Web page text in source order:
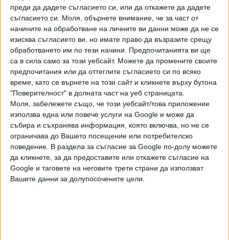
преди да дадете съгласието си, или да откажете да дадете
съгласието си.
Моля, обърнете внимание, че за част от
начините на обработване на личните ви данни може да не се
изисква съгласието ви, но имате право да възразите срещу
обработването им по тези начини. Предпочитанията ви ще
са в сила само за този уебсайт. Можете да промените своите
предпочитания или да оттеглите съгласието си по всяко
време, като се върнете на този сайт и кликнете върху бутона
"Поверителност" в долната част на уеб страницата.
Моля, забележете също, че този уебсайт/това приложение
използва една или повече услуги на Google и може да
събира и съхранява информация, която включва, но не се
ограничава до Вашето посещение или потребителско
поведение. В раздела за съгласие за Google по-долу можете
да кликнете, за да предоставите или откажете съгласие на
Google и таговете на неговите трети страни да използват
Вашите данни за долупосочените цели.
Петима души са загинали и 25 са били ранени при руските
атаки в Днипро. Двама от пострадалите са в тежко
състояние. В Харков има данни за 10 пострадали.
Обстрелвани са два района на града с 15 дрона и 2
ракети. Екипите на спешните служби работят на терен.
Обект от критичната инфраструктура е бил атакуван в
Запорожие, като е предизвикан пожар. Взривове
отекнаха и в градовете Суми и Николаев.
Руската армия е изстрялала ракети "Калибър" от
Каспийско море срещу територията на Украйна,
съобщиха от украинските военновъздушни сили.
Пожар е избухнал в Илската петролна рафинерия в
Краснодарския край в Русия след атака с дрон, според